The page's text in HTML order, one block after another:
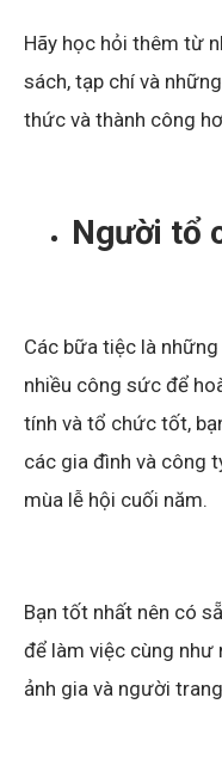
Hãy học hỏi thêm từ
sách, tạp chí và
thức và thành công
Người tổ
Các bữa tiệc là
nhiều công sức để
tính và tổ chức tốt,
các gia đình và công
mùa lễ hội cuối năm.
Bạn tốt nhất nên có
để làm việc cùng như
ảnh gia và người